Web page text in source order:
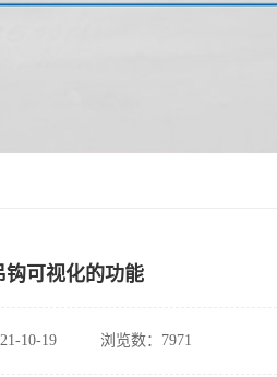
钩可视化的功能
10-19 浏览数：7971